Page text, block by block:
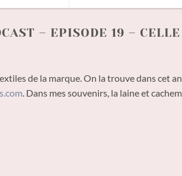
– EPISODE 19 –
de la marque. On la trouve dans cet
. Dans mes souvenirs, la laine et